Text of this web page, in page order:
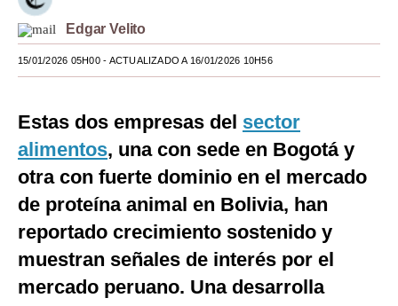
México
España
Internacional
Tecnología
Club del Suscriptor
Mix
Notas Contratadas
Podcast
Edgar Velito
15/01/2026 05H00- ACTUALIZADO A 16/01/2026 10H56
Estas dos empresas del sector
alimentos, una con sede en Bogotá y
otra con fuerte dominio en el mercado
de proteína animal en Bolivia, han
reportado crecimiento sostenido y
muestran señales de interés por el
mercado peruano. Una desarrolla